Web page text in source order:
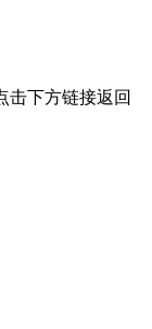
击下方链接返回